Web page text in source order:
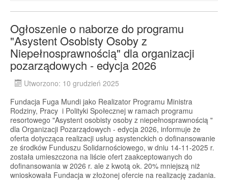
Ogłoszenie o naborze do programu
"Asystent Osobisty Osoby z
Niepełnosprawnością" dla organizacji
pozarządowych - edycja 2026
Utworzono: 10 grudzień 2025
Fundacja Fuga Mundi jako Realizator Programu Ministra
Rodziny, Pracy i Polityki Społecznej w ramach programu
resortowego "Asystent osobisty osoby z niepełnosprawnością "
dla Organizacji Pozarządowych - edycja 2026, informuje że
oferta dotycząca realizacji usług asystenckich o dofinansowanie
ze środków Funduszu Solidarnościowego, w dniu 14-11-2025 r.
została umieszczona na liście ofert zaakceptowanych do
dofinansowania w 2026 r. ale z kwotą ok. 20% mniejszą niż
wnioskowała Fundacja w złożonej ofercie na realizację zadania.